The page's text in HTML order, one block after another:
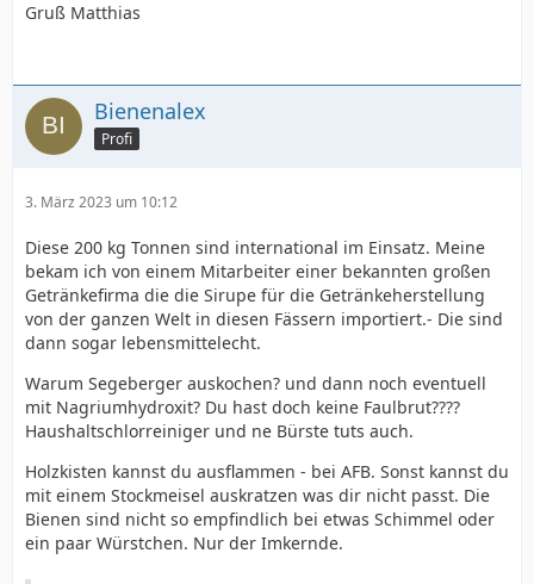
Gruß Matthias
Bienenalex
Profi
3. März 2023 um 10:12
Diese 200 kg Tonnen sind international im Einsatz. Meine
bekam ich von einem Mitarbeiter einer bekannten großen
Getränkefirma die die Sirupe für die Getränkeherstellung
von der ganzen Welt in diesen Fässern importiert.- Die sind
dann sogar lebensmittelecht.
Warum Segeberger auskochen? und dann noch eventuell
mit Nagriumhydroxit? Du hast doch keine Faulbrut????
Haushaltschlorreiniger und ne Bürste tuts auch.
Holzkisten kannst du ausflammen - bei AFB. Sonst kannst du
mit einem Stockmeisel auskratzen was dir nicht passt. Die
Bienen sind nicht so empfindlich bei etwas Schimmel oder
ein paar Würstchen. Nur der Imkernde.